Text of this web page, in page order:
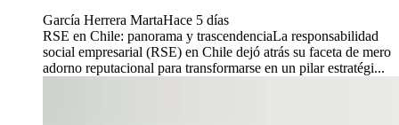
García Herrera MartaHace 5 días
RSE en Chile: panorama y trascendenciaLa responsabilidad
social empresarial (RSE) en Chile dejó atrás su faceta de mero
adorno reputacional para transformarse en un pilar estratégi...